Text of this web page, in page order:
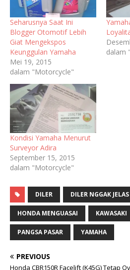
Seharusnya Saat Ini
Blogger Otomotif Lebih
Giat Mengekspos
Keunggulan Yamaha
Mei 19, 2015
dalam "Motorcycle"
dalam
Kondisi Yamaha Menurut
Surveyor Adira
September 15, 2015
dalam "Motorcycle"
DILER DILER NGGAK JELAS
HONDA MENGUASAI KAWASAKI
PANGSA PASAR YAMAHA
PREVIOUS
Honda CBR150R Facelift (K45G) Tetap